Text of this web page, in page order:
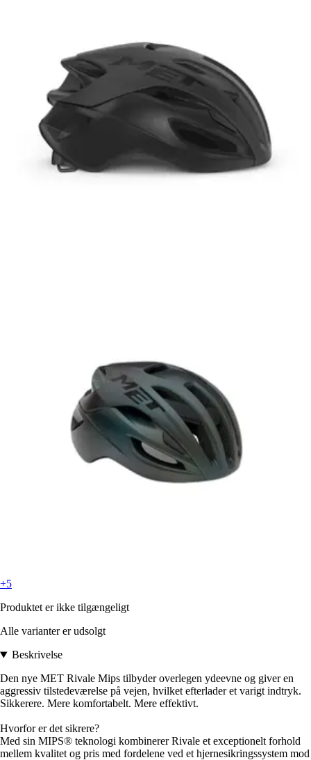
+5
Produktet er ikke tilgængeligt
Alle varianter er udsolgt
Beskrivelse
Den nye MET Rivale Mips tilbyder overlegen ydeevne og giver en
aggressiv tilstedeværelse på vejen, hvilket efterlader et varigt indtryk.
Sikkerere. Mere komfortabelt. Mere effektivt.
Hvorfor er det sikrere?
Med sin MIPS® teknologi kombinerer Rivale et exceptionelt forhold
mellem kvalitet og pris med fordelene ved et hjernesikringssystem mod